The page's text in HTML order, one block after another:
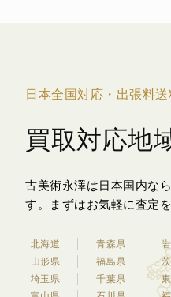
日本全国対応・出張料
買取対応地
古美術永澤は日本国内な
す。
まずはお気軽に査定
北海道 青森県
山形県
福島県
埼玉県
千葉県